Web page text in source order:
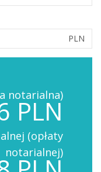
PLN
notarialna)
PLN
(opłaty
notarialnej)